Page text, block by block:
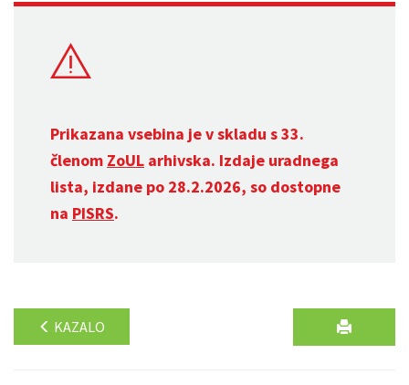
Prikazana vsebina je v skladu s 33.
členom ZoUL arhivska. Izdaje uradnega
lista, izdane po 28.2.2026, so dostopne
na PISRS.
KAZALO